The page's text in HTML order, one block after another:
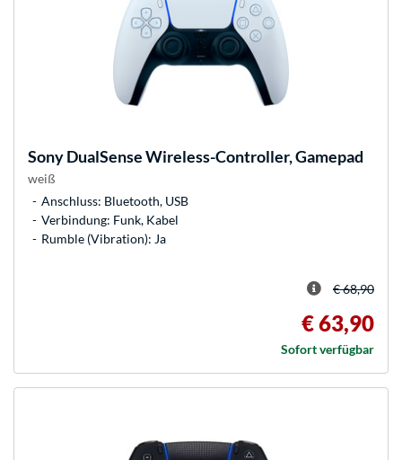
SonyDualSense Wireless-Controller, Gamepad
weiß
Anschluss: Bluetooth, USB
Verbindung: Funk, Kabel
Rumble (Vibration): Ja
€ 68,90
€ 63,90
Sofort verfügbar